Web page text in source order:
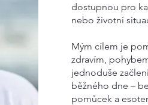
dostupnou pro
nebo životní
Mým cílem je
zdravím,
jednoduše
běžného dne –
pomůcek a